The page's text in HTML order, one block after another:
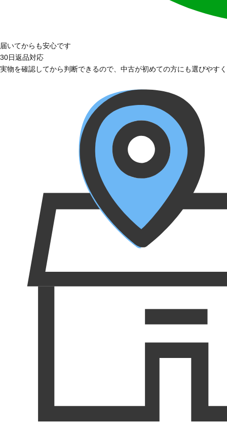
届いてからも安心です
30日返品対応
実物を確認してから判断できるので、中古が初めての方にも選びやす